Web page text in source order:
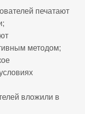
печатают
методом;
вложили в